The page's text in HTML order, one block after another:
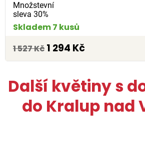
Množstevní
sleva 30%
Skladem 7 kusů
1 527 Kč 1 294 Kč
Další květiny s
do Kralup nad